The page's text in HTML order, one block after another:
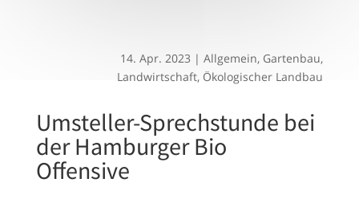
14. Apr. 2023 |Allgemein, Gartenbau,
Landwirtschaft, Ökologischer Landbau
Umsteller-Sprechstunde bei
der Hamburger Bio
Offensive